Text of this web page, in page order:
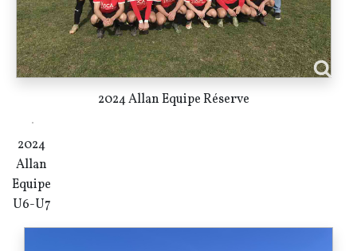
2024 Allan Equipe Réserve
2024
Allan
Equipe
U6-U7